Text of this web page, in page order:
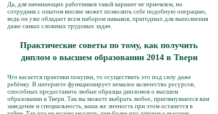
Да, для начинающих работников такой вариант не приемлем, но
сотрудник с опытом вполне может позволить себе подобную операцию,
ведь он уже обладает всем набором навыков, пригодных для выполнения
даже самых сложных трудовых задач.
Практические советы по тому, как получить
диплом о высшем образовании 2014 в Твери
Что касается практики покупки, то осуществить это под силу даже
ребёнку. В интернете функционирует немалое количество ресурсов,
способных предоставить любые образцы дипломов о высшем
образовании в Твери. Так вы можете выбрать любое, приглянувшееся вам
заведение и специальность, ваша же личность при этом останется в